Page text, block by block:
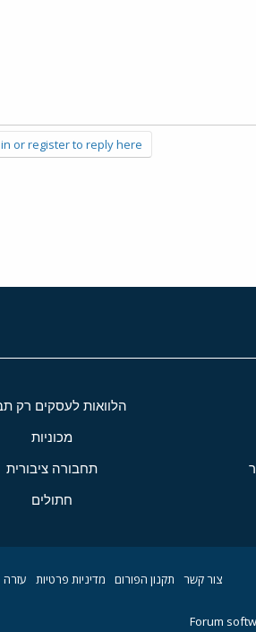
or register to reply here.
הלוואות לעסקים רק
מכוניות
תחבורה ציבורית
חתולים
צור קשר תקנון הפורום מדיניות פרטיות עזרה
Forum